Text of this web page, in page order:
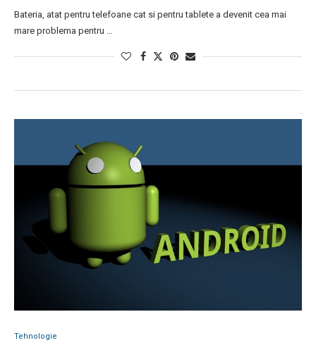
Bateria, atat pentru telefoane cat si pentru tablete a devenit cea mai
mare problema pentru …
Tehnologie